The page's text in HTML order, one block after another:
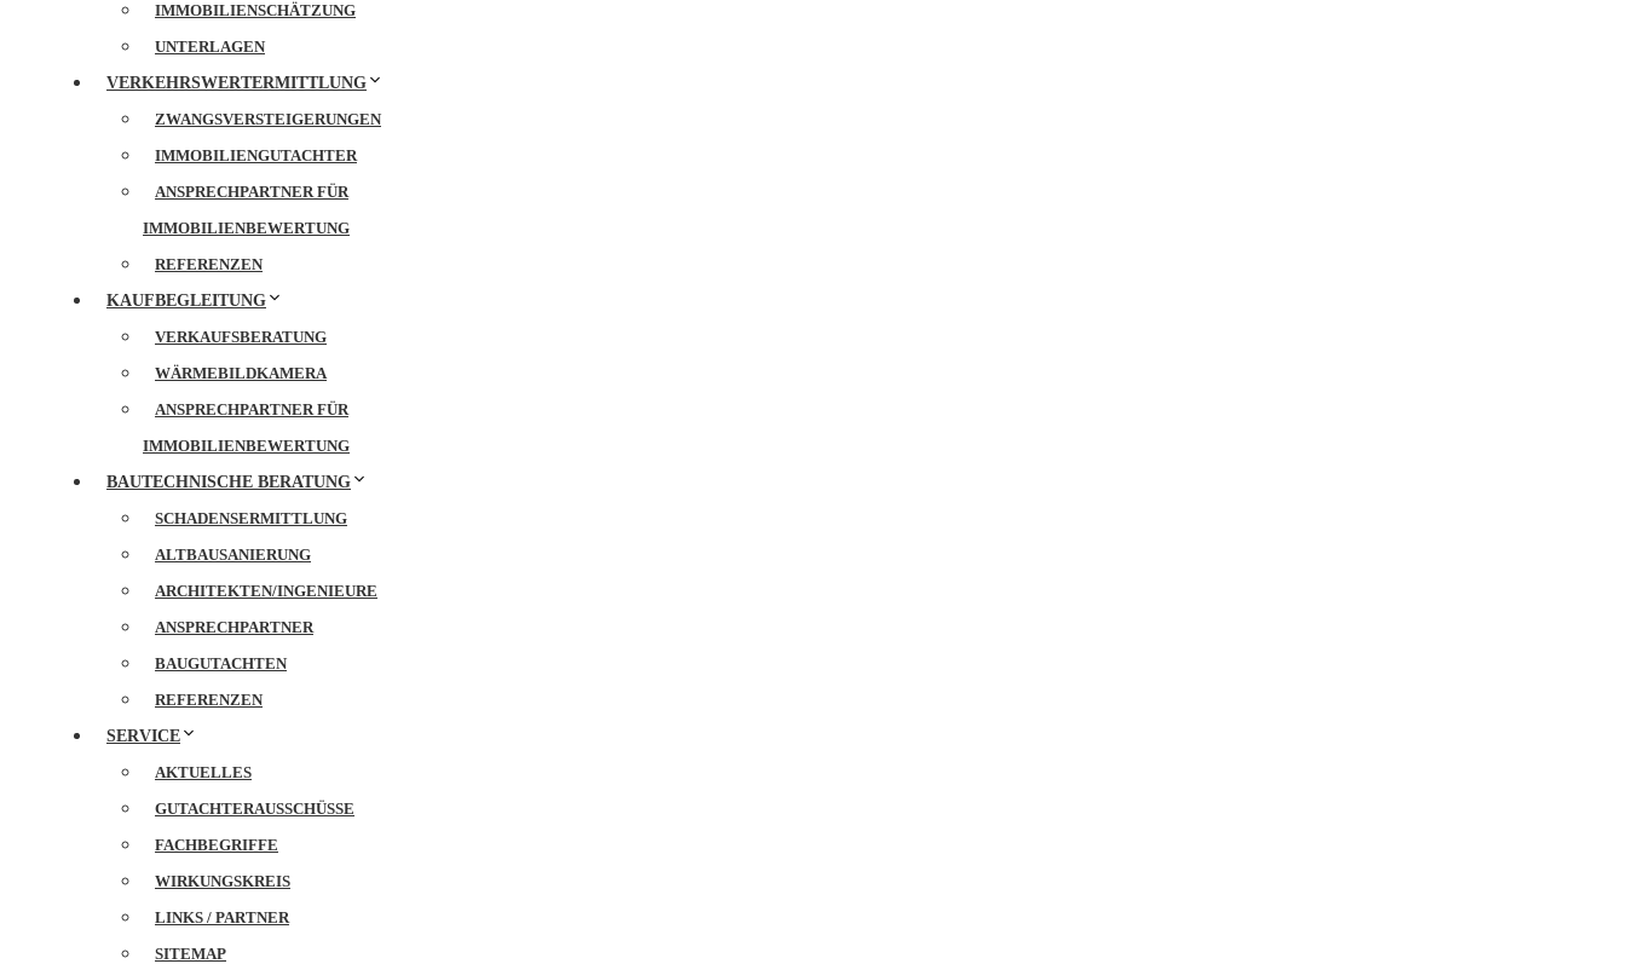
IMMOBILIENSCHÄTZUNG
UNTERLAGEN
VERKEHRSWERTERMITTLUNG
ZWANGSVERSTEIGERUNGEN
IMMOBILIENGUTACHTER
ANSPRECHPARTNER FÜR
IMMOBILIENBEWERTUNG
REFERENZEN
KAUFBEGLEITUNG
VERKAUFSBERATUNG
WÄRMEBILDKAMERA
ANSPRECHPARTNER FÜR
IMMOBILIENBEWERTUNG
BAUTECHNISCHE BERATUNG
SCHADENSERMITTLUNG
ALTBAUSANIERUNG
ARCHITEKTEN/INGENIEURE
ANSPRECHPARTNER
BAUGUTACHTEN
REFERENZEN
SERVICE
AKTUELLES
GUTACHTERAUSSCHÜSSE
FACHBEGRIFFE
WIRKUNGSKREIS
LINKS / PARTNER
SITEMAP